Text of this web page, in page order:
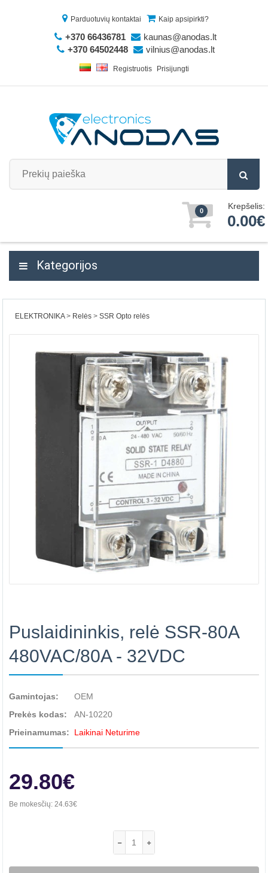
Parduotuvių kontaktai Kaip apsipirkti?
+370 66436781
kaunas@anodas.lt
+370 64502448
vilnius@anodas.lt
Registruotis Prisijungti
0 Krepšelis:
0.00€
Kategorijos
ELEKTRONIKA Relės SSR Opto relės
Puslaidininkis, relė SSR-80A
480VAC/80A - 32VDC
Gamintojas:
OEM
Prekės kodas:
AN-10220
Prieinamumas:
Laikinai Neturime
29.80€
Be mokesčių: 24.63€